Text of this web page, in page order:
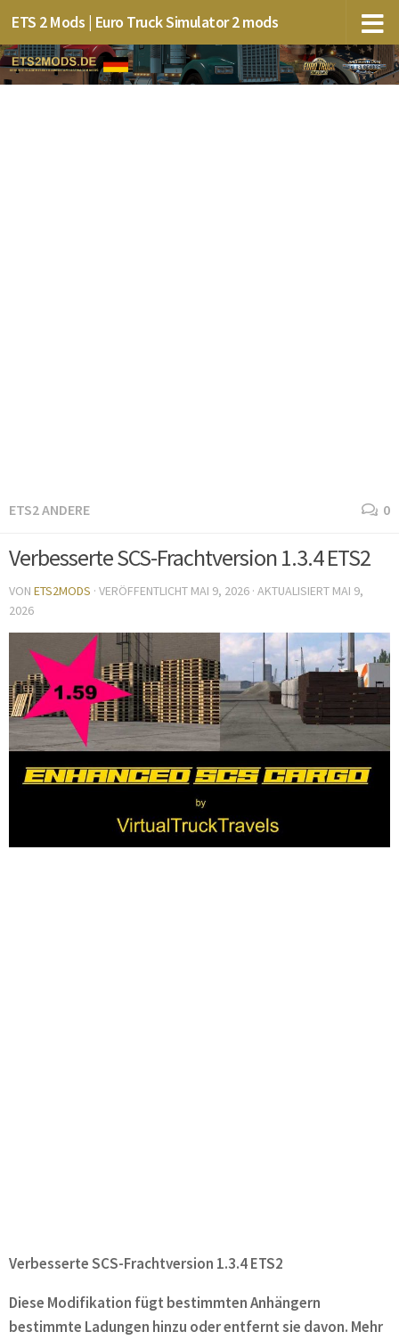
ETS 2 Mods | Euro Truck Simulator 2 mods
ETS2 ANDERE 0
Verbesserte SCS-Frachtversion 1.3.4 ETS2
VON ETS2MODS · VERÖFFENTLICHT MAI 9, 2026 · AKTUALISIERT MAI 9,
2026
Verbesserte SCS-Frachtversion 1.3.4 ETS2
Diese Modifikation fügt bestimmten Anhängern
bestimmte Ladungen hinzu oder entfernt sie davon. Mehr